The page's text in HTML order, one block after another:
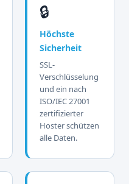
🔒
Höchste
Sicherheit
SSL-
Verschlüsselung
und ein nach
ISO/IEC 27001
zertifizierter
Hoster schützen
alle Daten.